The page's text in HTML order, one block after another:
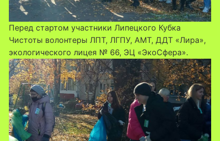
Перед стартом участники Липецкого Кубка
Чистоты волонтеры ЛПТ, ЛГПУ, АМТ, ДДТ «Лира»,
экологического лицея № 66, ЭЦ «ЭкоСфера».